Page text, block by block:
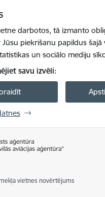
darbotos, tā izmanto
Jūsu piekrišanu papildus
un sociālo mediju
savu izvēli:
vietnes novērtējums